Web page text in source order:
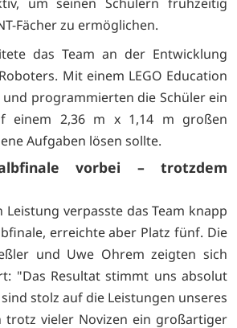
Fächer zu ermöglichen.
das Team an der Entwicklung
Mit einem LEGO Education
programmierten die Schüler ein
einem 2,36 m x 1,14 m großen
Aufgaben lösen sollte.
vorbei – trotzdem
verpasste das Team knapp
erreichte aber Platz fünf. Die
und Uwe Ohrem zeigten sich
"Das Resultat stimmt uns absolut
stolz auf die Leistungen unseres
trotz vieler Novizen ein großartiger